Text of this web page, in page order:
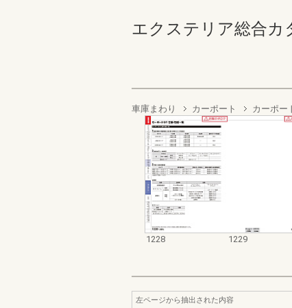
エクステリア総合カ
車庫まわり カーポート カーポー
1228 1229
左ページから抽出された内容